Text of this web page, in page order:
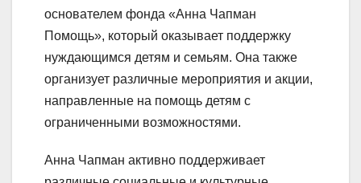
основателем фонда «Анна Чапман
Помощь», который оказывает поддержку
нуждающимся детям и семьям. Она также
организует различные мероприятия и акции,
направленные на помощь детям с
ограниченными возможностями.
Анна Чапман активно поддерживает